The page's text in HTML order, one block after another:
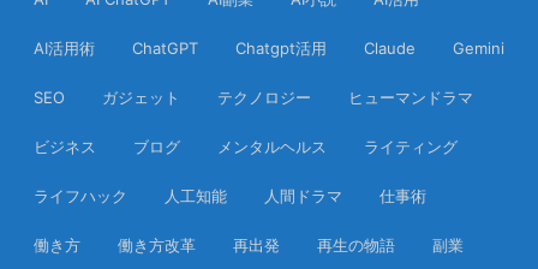
AI活用術 ChatGPT Chatgpt活用 Claude Gemini
SEO ガジェット テクノロジー ヒューマンドラマ
ビジネス ブログ メンタルヘルス ライティング
ライフハック 人工知能 人間ドラマ 仕事術
働き方 働き方改革 再出発 再生の物語 副業